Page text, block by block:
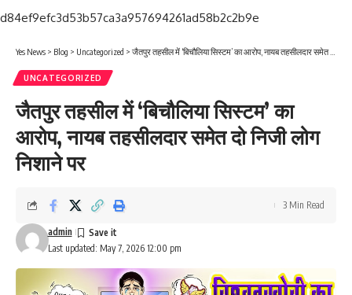
d84ef9efc3d53b57ca3a957694261ad58b2c2b9e
Yes News > Blog > Uncategorized > जैतपुर तहसील में ‘बिचौलिया सिस्टम’ का आरोप, नायब तहसीलदार समेत दो निजी लोग निशाने पर
UNCATEGORIZED
जैतपुर तहसील में ‘बिचौलिया सिस्टम’ का
आरोप, नायब तहसीलदार समेत दो निजी लोग
निशाने पर
Last updated: May 7, 2026 12:00 pm
admin
3 Min Read